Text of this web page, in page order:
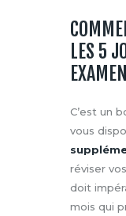
LES 5
C’est un
vous
réviser
doit
mois qui